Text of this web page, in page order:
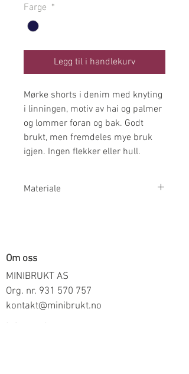
Farge *
Legg til i handlekurv
Mørke shorts i denim med knyting
i linningen, motiv av hai og palmer
og lommer foran og bak. Godt
brukt, men fremdeles mye bruk
igjen. Ingen flekker eller hull.
Materiale
Om oss
MINIBRUKT AS
Org. nr. 931 570 757
kontakt@minibrukt.no